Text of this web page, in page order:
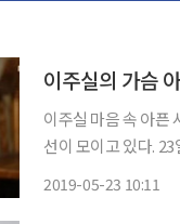
이주실의 가슴
이주실 마음 속 아픈 사연 이주
선이 모이고 있다. 23일 방송된 KBS1 '아침마당'에서는 배우 이주실이 초대 손님으로 등장해
2019-05-23 10:11